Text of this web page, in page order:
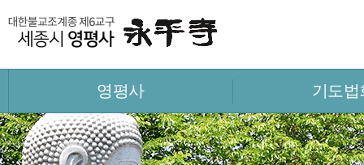
영평사 기도법